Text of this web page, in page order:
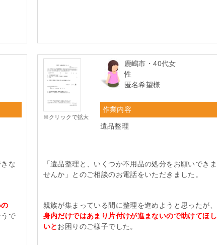
な
で
※クリックで拡大
鹿嶋市・40代女
性
匿名希望様
作業内容
遺品整理
「遺品整理と、いくつか不用品の処分をお願いできま
せんか」とのご相談のお電話をいただきました。
親族が集まっている間に整理を進めようと思ったが、
身内だけではあまり片付けが進まないので助けてほし
いとお困りのご様子でした。